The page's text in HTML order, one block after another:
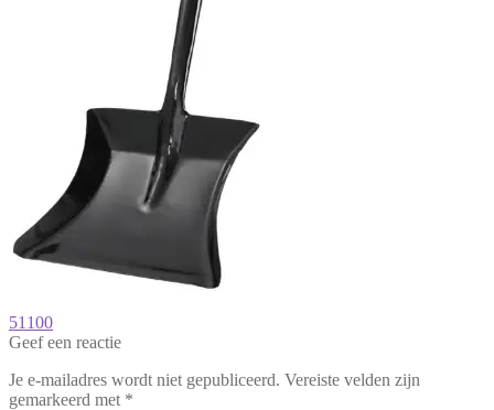
Bericht
navigatie
Vorig
bericht:
51100
Geef een reactie
Je e-mailadres wordt niet gepubliceerd. Vereiste velden zijn
gemarkeerd met *